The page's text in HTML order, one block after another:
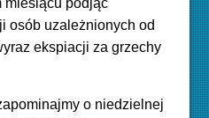
miesiącu podjąć
osób uzależnionych od
ekspiacji za grzechy
o niedzielnej